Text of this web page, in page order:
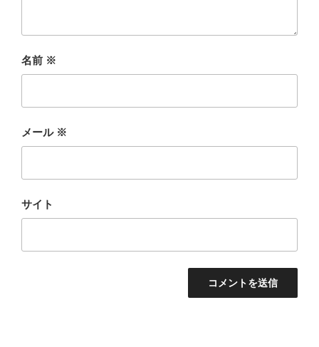
名前 ※
メール ※
サイト